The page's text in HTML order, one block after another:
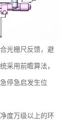
光栅尺反馈，避
采用前瞻算法，
停急启发生位
度万级以上的环